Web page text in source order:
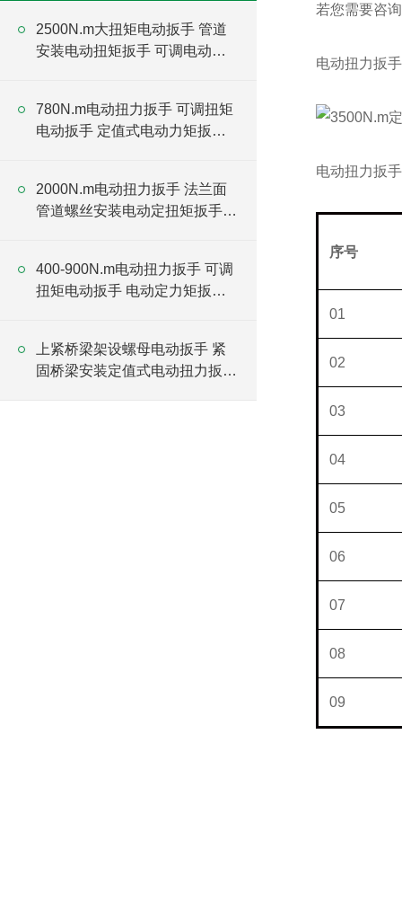
2500N.m大扭矩电动扳手 管道
安装电动扭矩扳手 可调电动扳
780N.m电动扭力扳手 可调扭矩
电动扳手 定值式电动力矩扳手
2000N.m电动扭力扳手 法兰面
管道螺丝安装电动定扭矩扳手厂
400-900N.m电动扭力扳手 可调
扭矩电动扳手 电动定力矩扳手
上紧桥梁架设螺母电动扳手 紧
固桥梁安装定值式电动扭力扳手
若您需要咨
电动扭力扳
电动扭力扳手
序号
01
02
03
04
05
06
07
08
09